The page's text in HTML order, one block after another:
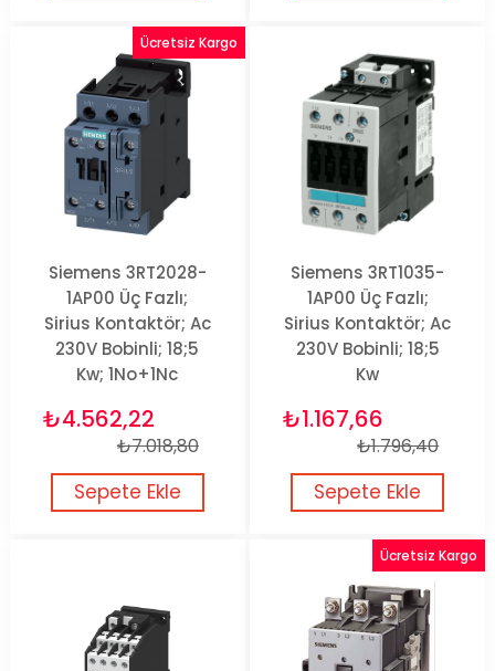
Siemens 3RT2028-
1AP00 Üç Fazlı;
Sirius Kontaktör; Ac
230V Bobinli; 18;5
Kw; 1No+1Nc
₺4.562,22
₺7.018,80
Sepete Ekle
Ücretsiz Kargo
Siemens 3RT1035-
1AP00 Üç Fazlı;
Sirius Kontaktör; Ac
230V Bobinli; 18;5
Kw
₺1.167,66
₺1.796,40
Sepete Ekle
Ücretsiz Kargo